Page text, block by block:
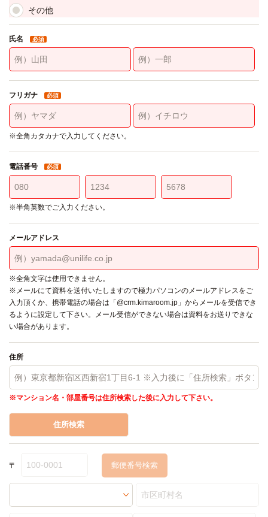
その他
氏名 必須
フリガナ 必須
※全角カタカナで入力してください。
電話番号 必須
※半角英数でご入力ください。
メールアドレス
※全角文字は使用できません。
※メールにて資料を送付いたしますので極力パソコンのメールアドレスをご
入力頂くか、携帯電話の場合は「@crm.kimaroom.jp」からメールを受信でき
るように設定して下さい。メール受信ができない場合は資料をお送りできな
い場合があります。
住所
※マンション名・部屋番号は住所検索した後に入力して下さい。
住所検索
〒